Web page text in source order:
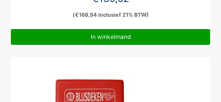
(€168,94inclusief 21% BTW)
In winkelmand